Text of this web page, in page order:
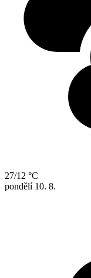
27/12 °C
pondělí 10. 8.